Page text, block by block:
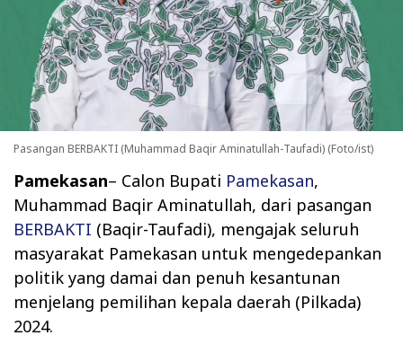
Pasangan BERBAKTI (Muhammad Baqir Aminatullah-Taufadi) (Foto/ist)
Pamekasan– Calon Bupati Pamekasan,
Muhammad Baqir Aminatullah, dari pasangan
BERBAKTI (Baqir-Taufadi), mengajak seluruh
masyarakat Pamekasan untuk mengedepankan
politik yang damai dan penuh kesantunan
menjelang pemilihan kepala daerah (Pilkada)
2024.